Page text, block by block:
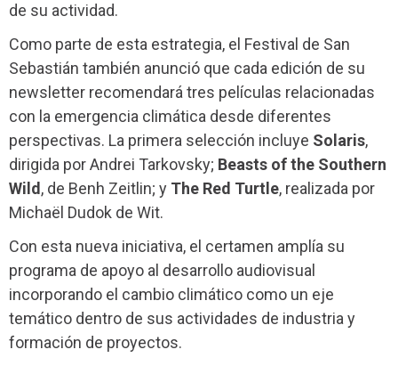
de su actividad.
Como parte de esta estrategia, el Festival de San
Sebastián también anunció que cada edición de su
newsletter recomendará tres películas relacionadas
con la emergencia climática desde diferentes
perspectivas. La primera selección incluye Solaris,
dirigida por Andrei Tarkovsky; Beasts of the Southern
Wild , de Benh Zeitlin; y The Red Turtle, realizada por
Michaël Dudok de Wit.
Con esta nueva iniciativa, el certamen amplía su
programa de apoyo al desarrollo audiovisual
incorporando el cambio climático como un eje
temático dentro de sus actividades de industria y
formación de proyectos.